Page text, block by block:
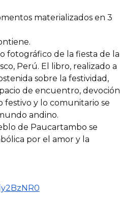
materializados en 3
fotográfico de la fiesta de la
Perú. El libro, realizado a
sobre la festividad,
de encuentro, devoción
festivo y lo comunitario se
andino.
de Paucartambo se
por el amor y la